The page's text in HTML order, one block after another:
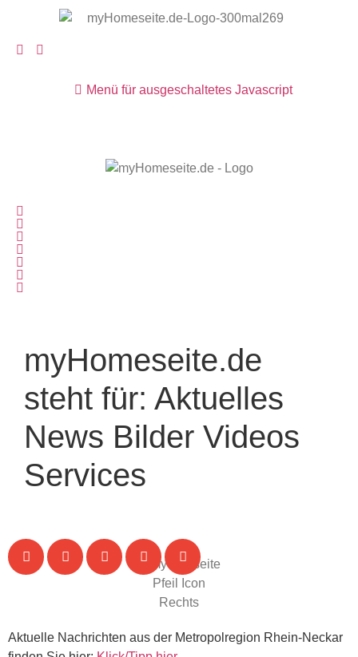
Menü für ausgeschaltetes Javascript
myHomeseite.de
steht für: Aktuelles
News Bilder Videos
Services
Aktuelle Nachrichten aus der Metropolregion Rhein-Neckar